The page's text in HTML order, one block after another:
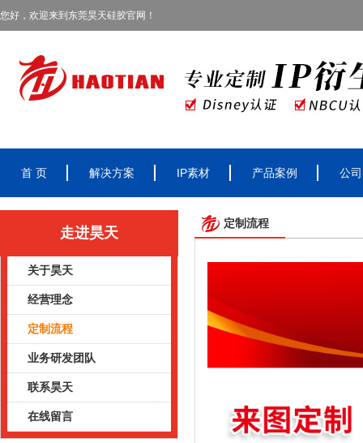
您好，欢迎来到东莞昊天硅胶官网！
首 页 解决方案 IP素材 产品案例 公
走进昊天
关于昊天
经营理念
定制流程
业务研发团队
联系昊天
在线留言
定制流程